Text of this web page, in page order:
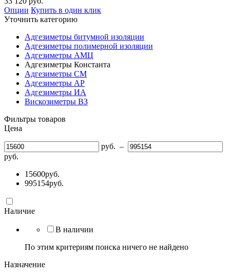
Опции Купить в один клик
Уточнить категорию
Адгезиметры битумной изоляции
Адгезиметры полимерной изоляции
Адгезиметры АМЦ
Адгезиметры Константа
Адгезиметры СМ
Адгезиметры АР
Адгезиметры ИА
Вискозиметры ВЗ
Фильтры товаров
Цена
руб. –
руб.
15600руб.
995154руб.
Наличие
В наличии
По этим критериям поиска ничего не найдено
Назначение